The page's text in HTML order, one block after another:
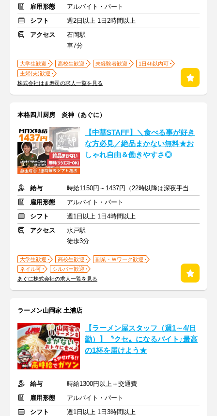
雇用形態
アルバイト・パート
シフト
週2日以上 1日2時間以上
アクセス
石岡駅
車7分
大学生歓迎 高校生歓迎 未経験者歓迎
1日4h以内可
主婦(夫)歓迎
株式会社はま寿司の求人一覧を見る
本格四川厨房 炎神（あぐに）
【中華STAFF】＼食べる事が好き
な方必見／絶品まかない無料★お
しゃれ自由＆働きやすさ◎
給与
時給1150円～1437円（22時以降は深夜手当あり）
雇用形態
アルバイト・パート
シフト
週1日以上 1日4時間以上
アクセス
水戸駅
徒歩3分
大学生歓迎 高校生歓迎
副業・Ｗワーク歓迎
ネイル可
シルバー歓迎
あぐに株式会社の求人一覧を見る
ラーメン山岡家 土浦店
【ラーメン屋スタッフ（週1～4/日
勤）】〝クセ〟になるバイト♪最高
の1杯を届けよう★
給与
時給1300円以上＋交通費
雇用形態
アルバイト・パート
シフト
週1日以上 1日3時間以上